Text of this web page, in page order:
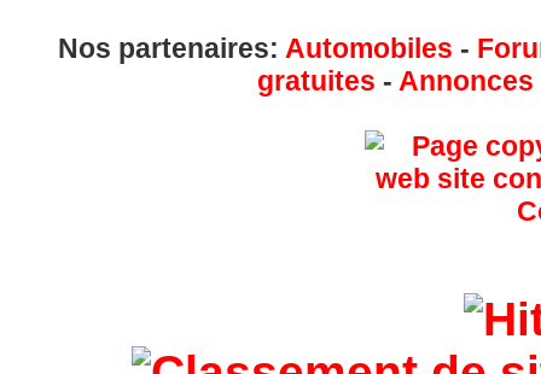
Nos partenaires: Automobiles -
gratuites -